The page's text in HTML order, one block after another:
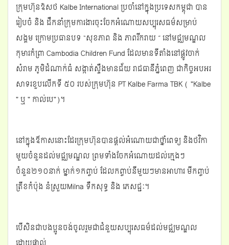
ក្រុមហ៊ុន​ឱសថ Kalbe International ប្រចាំ​នៅក្នុង​ប្រទេស​កម្ពុជា បាន
រៀបចំ និង ដឹកនាំក្រុមការងារចុះចែកអំណោយសប្បុរសធម៌សម្រាប់
សង្គម ក្រោមប្រធានបទ “សុខភាព និង ភាពរីករាយ ” នៅមជ្ឈមណ្ឌល
កុមារកំព្រា Cambodia Children Fund ដែលមានទីតាំងនៅផ្លូវចាក់
សំរាម ភូមិដំណាក់ធំ សង្កាត់ស្ទឹងមានជ័យ រាជធានីភ្នំពេញ ជាកិច្ចអបអរ
សាទរខួបលើកទី ៥០ របស់ក្រុមហ៊ុន PT Kalbe Farma TBK ( "Kalbe
" ឬ " កាល់បេ")។
នៅក្នុងឳកាសនោះដែរក្រុមហ៊ុនបានផ្ដល់អំណោយជាថ្នាំពេទ្យ និងថវិកា
មួយចំនួនដល់មជ្ឈមណ្ឌល ព្រមទាំងចែកអំណោយដល់ក្មេងៗ
ចំនួន២១០នាក់ ម្នាក់១កញ្ចប់ ដែលកព្ចាប់នីមួយៗមានអាហារ មីកញ្ចប់
ត្រីខកំប៉ុង នំស្រួយMilna ទឹកសុទ្ធ និង ភេសជ្ជៈ។
បើសិនជាបងប្អូនចង់ចូលរួមជាជំនួយសប្បុរសធម៌ដល់មជ្ឈមណ្ឌល